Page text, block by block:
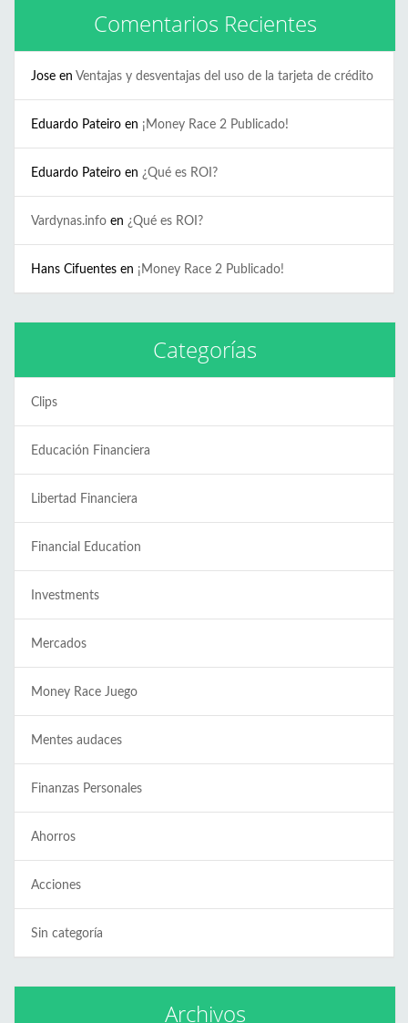
Comentarios Recientes
Jose en Ventajas y desventajas del uso de la tarjeta de crédito
Eduardo Pateiro en ¡Money Race 2 Publicado!
Eduardo Pateiro en ¿Qué es ROI?
Vardynas.info en ¿Qué es ROI?
Hans Cifuentes en ¡Money Race 2 Publicado!
Categorías
Clips
Educación Financiera
Libertad Financiera
Financial Education
Investments
Mercados
Money Race Juego
Mentes audaces
Finanzas Personales
Ahorros
Acciones
Sin categoría
Archivos